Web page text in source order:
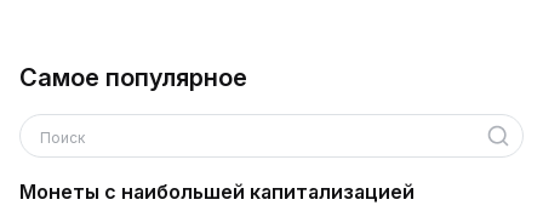
Самое популярное
Поиск
Монеты с наибольшей капитализацией